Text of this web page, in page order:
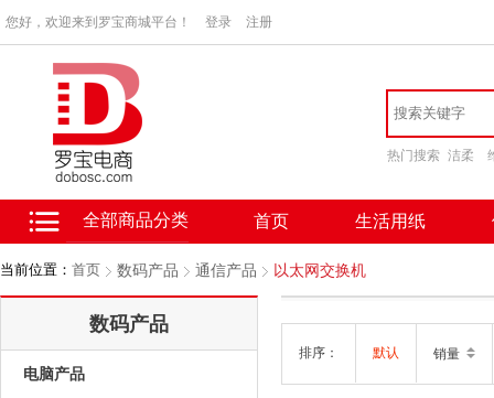
您好，欢迎来到罗宝商城平台！ 登录 注册
热门搜索 洁柔
全部商品分类 首页 生活用纸
当前位置： 首页 数码产品 通信产品 以太网交换机
数码产品
电脑产品
排序： 默认 销量